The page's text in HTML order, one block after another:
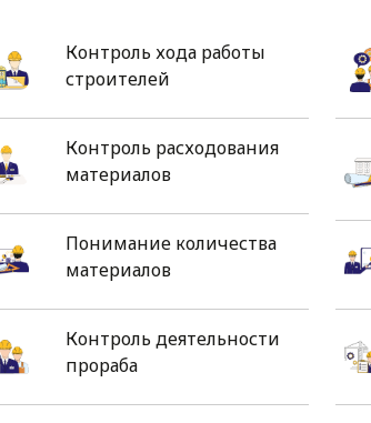
Контроль хода работы
строителей
Контроль расходования
материалов
Понимание количества
материалов
Контроль деятельности
прораба